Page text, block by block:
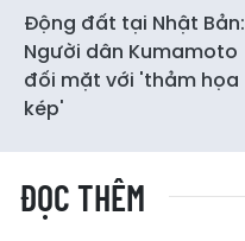
Động đất tại Nhật Bản:
Người dân Kumamoto
đối mặt với 'thảm họa
kép'
ĐỌC THÊM